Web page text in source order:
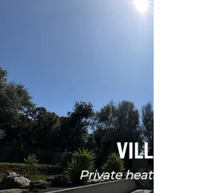
VILLA
Private heated